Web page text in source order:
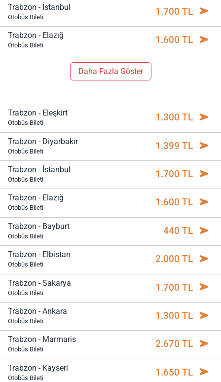
Trabzon - İstanbul
Otobüs Bileti 1.700 TL
Trabzon - Elazığ
Otobüs Bileti 1.600 TL
Daha Fazla Göster
Trabzon - Eleşkirt
Otobüs Bileti 1.300 TL
Trabzon - Diyarbakır
Otobüs Bileti 1.399 TL
Trabzon - İstanbul
Otobüs Bileti 1.700 TL
Trabzon - Elazığ
Otobüs Bileti 1.600 TL
Trabzon - Bayburt
Otobüs Bileti 440 TL
Trabzon - Elbistan
Otobüs Bileti 2.000 TL
Trabzon - Sakarya
Otobüs Bileti 1.700 TL
Trabzon - Ankara
Otobüs Bileti 1.300 TL
Trabzon - Marmaris
Otobüs Bileti 2.670 TL
Trabzon - Kayseri
Otobüs Bileti 1.650 TL